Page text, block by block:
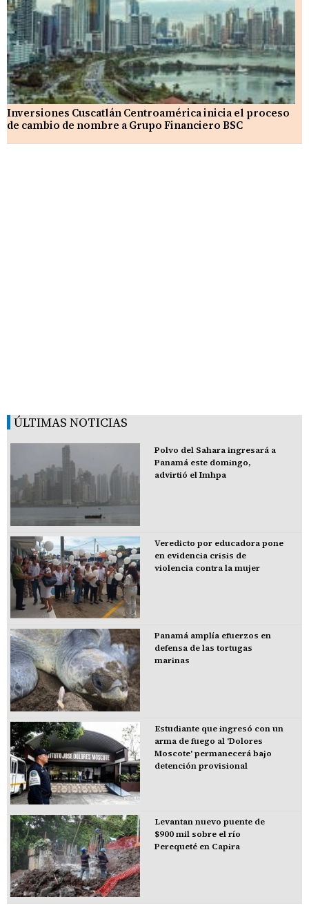
Inversiones Cuscatlán Centroamérica inicia el proceso
de cambio de nombre a Grupo Financiero BSC
ÚLTIMAS NOTICIAS
Polvo del Sahara ingresará a
Panamá este domingo,
advirtió el Imhpa
Veredicto por educadora pone
en evidencia crisis de
violencia contra la mujer
Panamá amplía efuerzos en
defensa de las tortugas
marinas
Estudiante que ingresó con un
arma de fuego al 'Dolores
Moscote' permanecerá bajo
detención provisional
Levantan nuevo puente de
$900 mil sobre el río
Perequeté en Capira